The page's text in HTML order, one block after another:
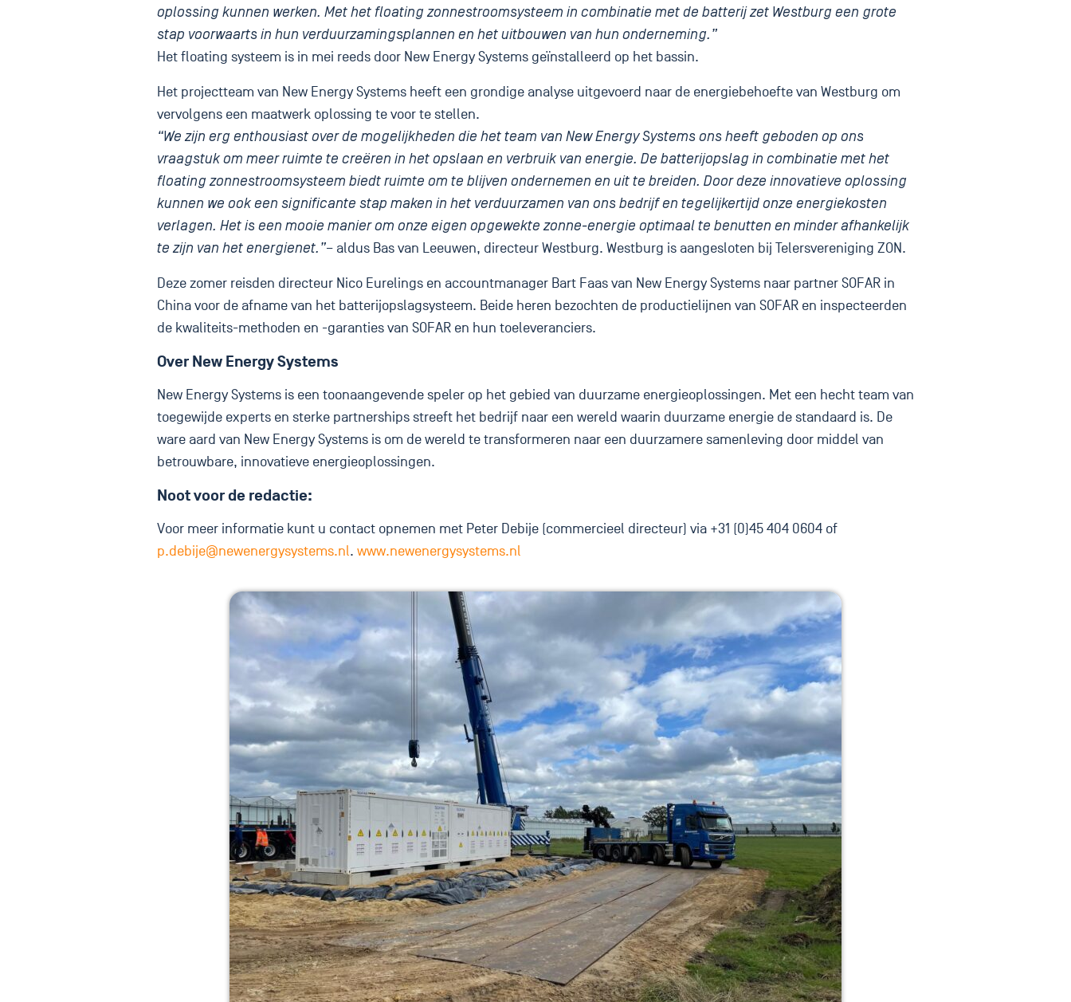
oplossing kunnen werken. Met het floating zonnestroomsysteem in combinatie met de batterij zet Westburg een grote
stap voorwaarts in hun verduurzamingsplannen en het uitbouwen van hun onderneming.”
Het floating systeem is in mei reeds door New Energy Systems geïnstalleerd op het bassin.
Het projectteam van New Energy Systems heeft een grondige analyse uitgevoerd naar de energiebehoefte van Westburg om
vervolgens een maatwerk oplossing te voor te stellen.
“We zijn erg enthousiast over de mogelijkheden die het team van New Energy Systems ons heeft geboden op ons
vraagstuk om meer ruimte te creëren in het opslaan en verbruik van energie. De batterijopslag in combinatie met het
floating zonnestroomsysteem biedt ruimte om te blijven ondernemen en uit te breiden. Door deze innovatieve oplossing
kunnen we ook een significante stap maken in het verduurzamen van ons bedrijf en tegelijkertijd onze energiekosten
verlagen. Het is een mooie manier om onze eigen opgewekte zonne-energie optimaal te benutten en minder afhankelijk
te zijn van het energienet.”– aldus Bas van Leeuwen, directeur Westburg. Westburg is aangesloten bij Telersvereniging ZON.
Deze zomer reisden directeur Nico Eurelings en accountmanager Bart Faas van New Energy Systems naar partner SOFAR in
China voor de afname van het batterijopslagsysteem. Beide heren bezochten de productielijnen van SOFAR en inspecteerden
de kwaliteits-methoden en -garanties van SOFAR en hun toeleveranciers.
Over New Energy Systems
New Energy Systems is een toonaangevende speler op het gebied van duurzame energieoplossingen. Met een hecht team van
toegewijde experts en sterke partnerships streeft het bedrijf naar een wereld waarin duurzame energie de standaard is. De
ware aard van New Energy Systems is om de wereld te transformeren naar een duurzamere samenleving door middel van
betrouwbare, innovatieve energieoplossingen.
Noot voor de redactie:
Voor meer informatie kunt u contact opnemen met Peter Debije (commercieel directeur) via +31 (0)45 404 0604 of
p.debije@newenergysystems.nl. www.newenergysystems.nl